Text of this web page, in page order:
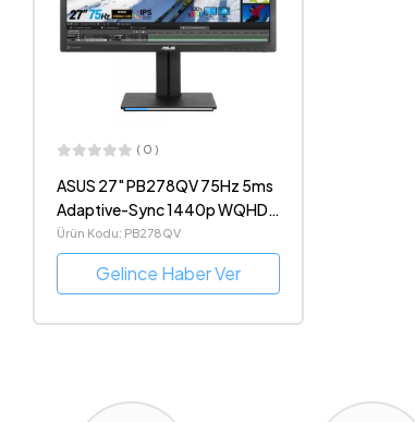
( 0 )
ASUS 27" PB278QV 75Hz 5ms
Adaptive-Sync 1440p WQHD
2K IPS LED Monitör
Ürün Kodu: PB278QV
Gelince Haber Ver